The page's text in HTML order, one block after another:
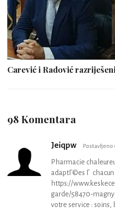
Carević i Radović razriješeni
98 Komentara
Jeiqpw Postavljeno
Pharmacie
adaptГ©es Г chacun
https://
garde/58470-
votre service :